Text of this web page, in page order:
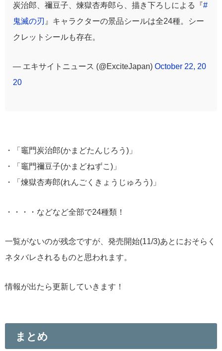
炭治郎、禰豆子、煉獄杏寿郎ら、描き下ろしによる『#
鬼滅の刃 』キャラクターの景品シールは全24種。シー
クレットシールも存在。
— エキサイトニュース (@ExciteJapan) October 22, 20
20
・「竈門炭治郎(かまどたんじろう)」
・「竈門禰豆子(かまどねずこ)」
・「煉獄杏寿郎(れんごくきょうじゅろう)」
・・・・などなど全部で24種類！
一覧がないのが残念ですが、発売開始(11/3)あとにおそらく
ネタバレされるものと思われます。
情報が出たら更新していきます！
まとめ